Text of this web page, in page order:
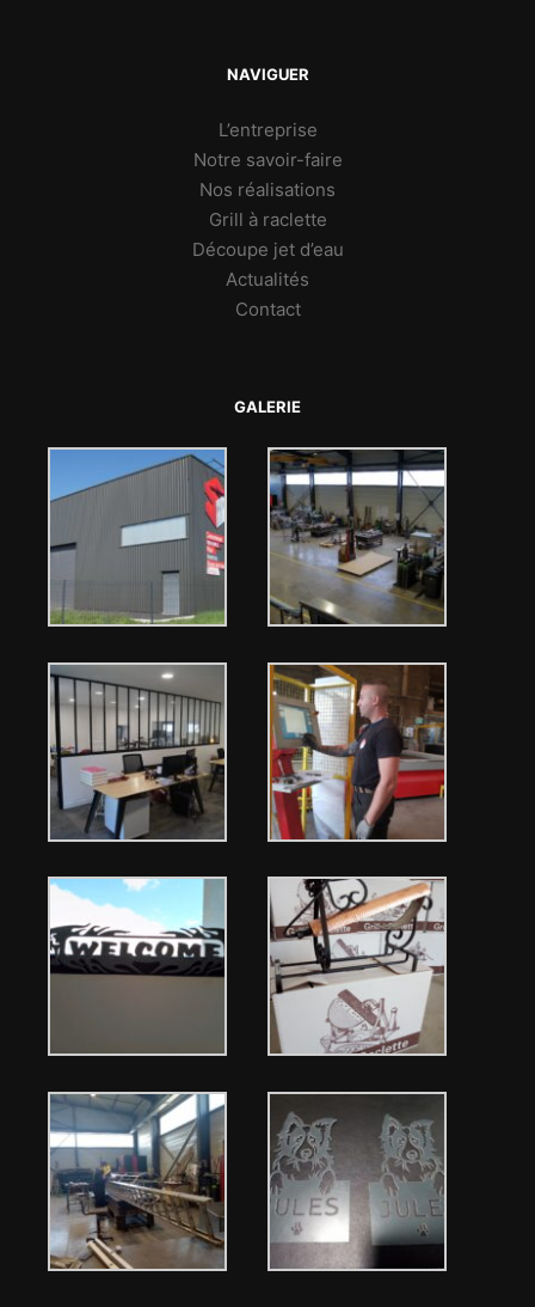
NAVIGUER
L’entreprise
Notre savoir-faire
Nos réalisations
Grill à raclette
Découpe jet d’eau
Actualités
Contact
GALERIE